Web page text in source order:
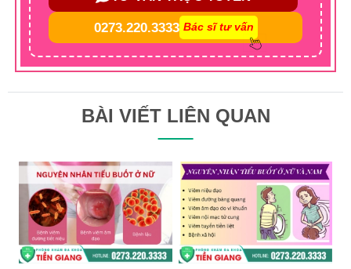
0273.220.3333 Bác sĩ tư vấn
BÀI VIẾT LIÊN QUAN